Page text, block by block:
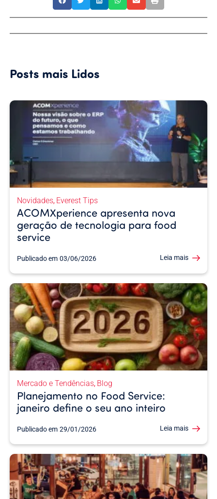
Posts mais Lidos
Novidades, Everest Tips
ACOMXperience apresenta nova
geração de tecnologia para food
service
Publicado em 03/06/2026 Leia mais
Mercado e Tendências, Blog
Planejamento no Food Service:
janeiro define o seu ano inteiro
Publicado em 29/01/2026 Leia mais